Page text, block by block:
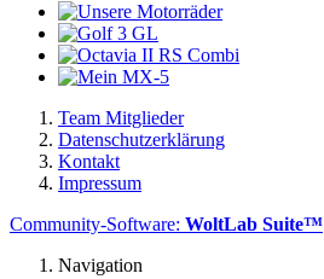
Team Mitglieder
Datenschutzerklärung
Kontakt
Impressum
Community-Software: WoltLab Suite™
Navigation